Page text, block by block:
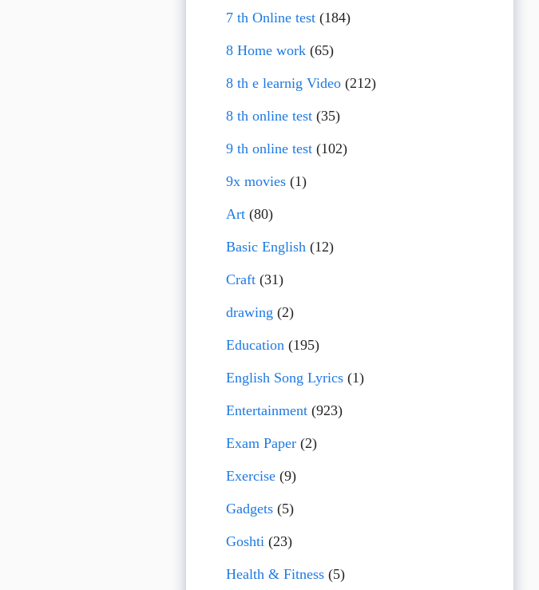
7 th Online test (184)
8 Home work (65)
8 th e learnig Video (212)
8 th online test (35)
9 th online test (102)
9x movies (1)
Art (80)
Basic English (12)
Craft (31)
drawing (2)
Education (195)
English Song Lyrics (1)
Entertainment (923)
Exam Paper (2)
Exercise (9)
Gadgets (5)
Goshti (23)
Health & Fitness (5)